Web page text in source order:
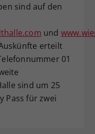
sind auf den
und
erteilt
01
sind um 25
Pass für zwei